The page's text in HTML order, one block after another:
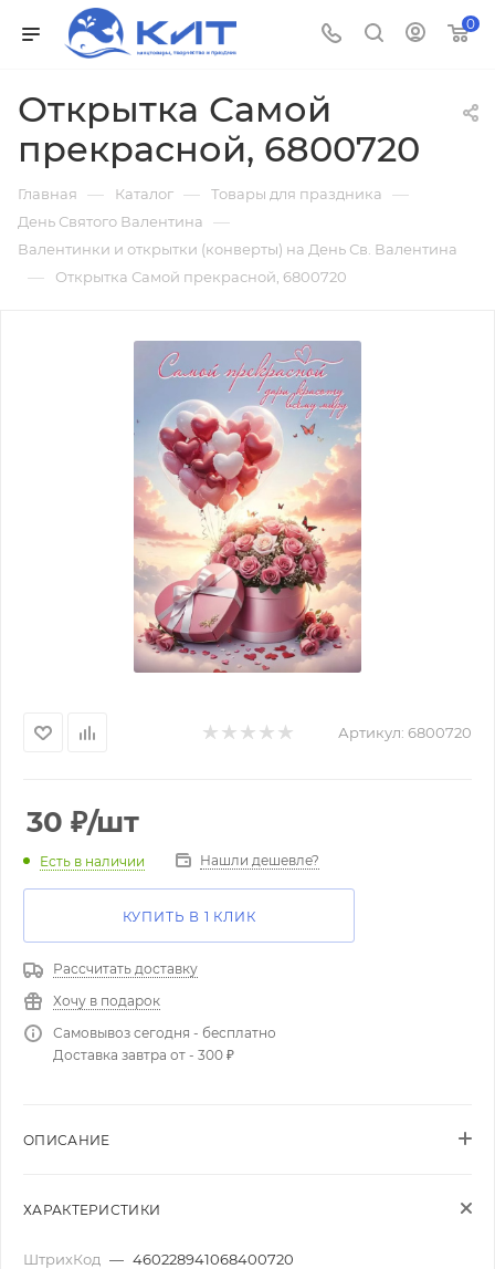
0
Открытка Самой
прекрасной, 6800720
Главная — Каталог — Товары для праздника —
День Святого Валентина —
Валентинки и открытки (конверты) на День Св. Валентина
— Открытка Самой прекрасной, 6800720
Артикул: 6800720
30 ₽/шт
Есть в наличии Нашли дешевле?
КУПИТЬ В 1 КЛИК
Рассчитать доставку
Хочу в подарок
Самовывоз сегодня - бесплатно
Доставка завтра от - 300 ₽
ОПИСАНИЕ
ХАРАКТЕРИСТИКИ
ШтрихКод — 460228941068400720